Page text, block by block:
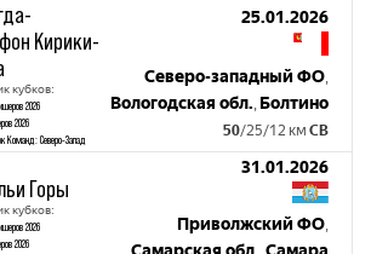
Кирики-
кубков:
2026
2026
Команд: Северо-Запад
25.01.2026
Северо-западный ФО,
Вологодская обл., Болтино
50/25/12 км СВ
Горы
кубков:
2026
2026
31.01.2026
Приволжский ФО,